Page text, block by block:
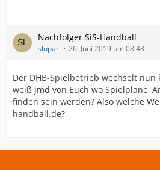
Nachfolger SiS-Handball
slopari 26. Juni 2019 um 08:48
Der DHB-Spielbetrieb wechselt
weiß jmd von Euch wo Spielpläne,
finden sein werden? Also welche
handball.de?